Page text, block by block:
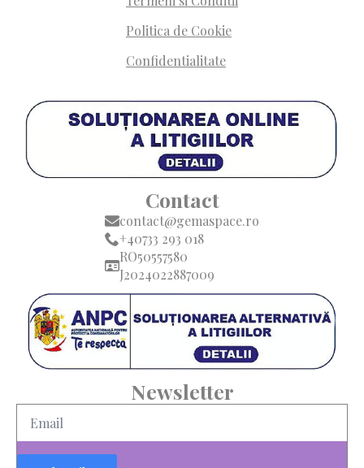
Politica de Cookie
Confidentialitate
Contact
contact@gemaspace.ro
+40733 293 018
RO50557580
J2024022887009
Newsletter